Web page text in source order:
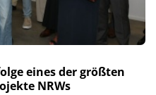
eines der größten
NRWs